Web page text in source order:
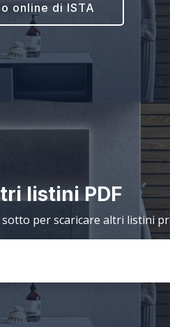
online di ISTA
listini PDF
per scaricare altri listini